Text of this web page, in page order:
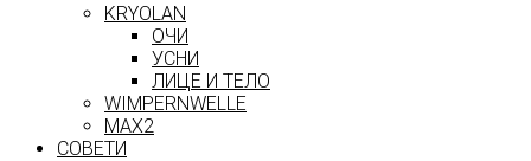
KRYOLAN
ОЧИ
УСНИ
ЛИЦЕ И ТЕЛО
WIMPERNWELLE
MAX2
СОВЕТИ